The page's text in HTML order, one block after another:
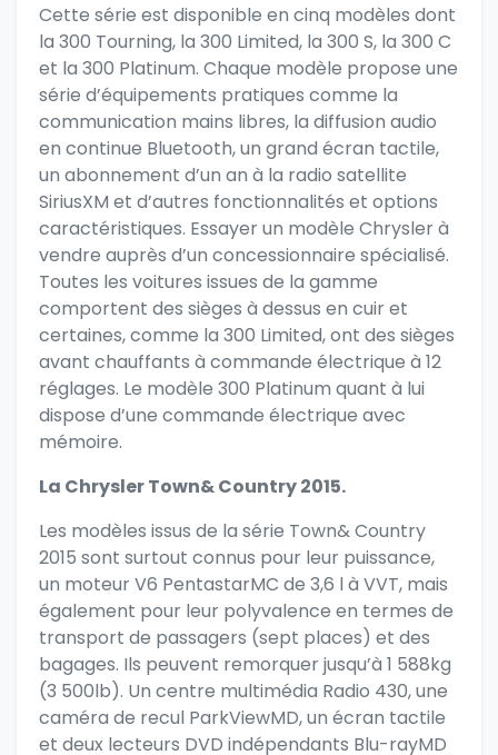
Cette série est disponible en cinq modèles dont
la 300 Tourning, la 300 Limited, la 300 S, la 300 C
et la 300 Platinum. Chaque modèle propose une
série d’équipements pratiques comme la
communication mains libres, la diffusion audio
en continue Bluetooth, un grand écran tactile,
un abonnement d’un an à la radio satellite
SiriusXM et d’autres fonctionnalités et options
caractéristiques. Essayerun modèle Chrysler à
vendre auprès d’un concessionnaire spécialisé.
Toutes les voitures issues de la gamme
comportent des sièges à dessus en cuir et
certaines, comme la 300 Limited, ont des sièges
avant chauffants à commande électrique à 12
réglages. Le modèle 300 Platinum quant à lui
dispose d’une commande électrique avec
mémoire.
La Chrysler Town& Country 2015.
Les modèles issus de la série Town& Country
2015 sont surtout connus pour leur puissance,
un moteur V6 PentastarMC de 3,6 l à VVT, mais
également pour leur polyvalence en termes de
transport de passagers (sept places) et des
bagages. Ils peuvent remorquer jusqu’à 1 588kg
(3 500lb). Un centre multimédia Radio 430, une
caméra de recul ParkViewMD, un écran tactile
et deux lecteurs DVD indépendants Blu-rayMD